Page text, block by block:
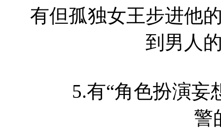
有但孤独女王步进他
到男人
5.有“角色扮演妄
警